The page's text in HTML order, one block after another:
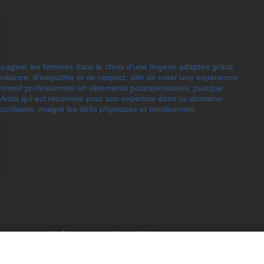
les femmes dans le choix d’une lingerie adaptée grâce
d’empathie et de respect, afin de créer une expérience
professionnel en vêtements postopératoires, puisque
qui est reconnue pour son expertise dans ce domaine.
malgré les défis physiques et émotionnels.
•www.bistrobarduparc.ca•www.garagesmayer.ca•